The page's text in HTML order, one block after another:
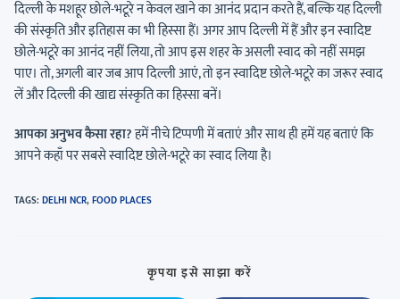
दिल्ली के मशहूर छोले-भटूरे न केवल खाने का आनंद प्रदान करते हैं, बल्कि यह दिल्ली
की संस्कृति और इतिहास का भी हिस्सा हैं। अगर आप दिल्ली में हैं और इन स्वादिष्ट
छोले-भटूरे का आनंद नहीं लिया, तो आप इस शहर के असली स्वाद को नहीं समझ
पाए। तो, अगली बार जब आप दिल्ली आएं, तो इन स्वादिष्ट छोले-भटूरे का जरूर स्वाद
लें और दिल्ली की खाद्य संस्कृति का हिस्सा बनें।
आपका अनुभव कैसा रहा?हमें नीचे टिप्पणी में बताएं और साथ ही हमें यह बताएं कि
आपने कहाँ पर सबसे स्वादिष्ट छोले-भटूरे का स्वाद लिया है।
TAGS: DELHI NCR,FOOD PLACES
कृपया इसे साझा करें